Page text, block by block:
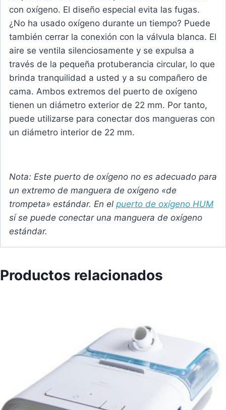
con oxígeno. El diseño especial evita las fugas.
¿No ha usado oxígeno durante un tiempo? Puede
también cerrar la conexión con la válvula blanca. El
aire se ventila silenciosamente y se expulsa a
través de la pequeña protuberancia circular, lo que
brinda tranquilidad a usted y a su compañero de
cama. Ambos extremos del puerto de oxígeno
tienen un diámetro exterior de 22 mm. Por tanto,
puede utilizarse para conectar dos mangueras con
un diámetro interior de 22 mm.
Nota: Este puerto de oxígeno no es adecuado para
un extremo de manguera de oxígeno «de
trompeta» estándar. En el puerto de oxígeno HUM
sí se puede conectar una manguera de oxígeno
estándar.
Productos relacionados